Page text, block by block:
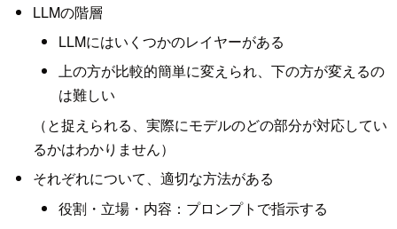
LLMの階層
LLMにはいくつかのレイヤーがある
上の方が比較的簡単に変えられ、下の方が変えるの
は難しい
（と捉えられる、実際にモデルのどの部分が対応してい
るかはわかりません）
それぞれについて、適切な方法がある
役割・立場・内容：プロンプトで指示する